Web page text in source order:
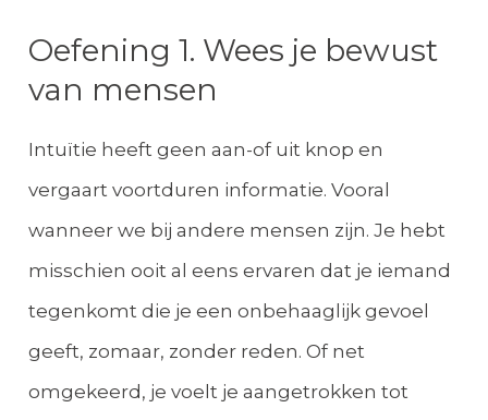
Oefening 1. Wees je bewust
van mensen
Intuïtie heeft geen aan-of uit knop en
vergaart voortduren informatie. Vooral
wanneer we bij andere mensen zijn. Je hebt
misschien ooit al eens ervaren dat je iemand
tegenkomt die je een onbehaaglijk gevoel
geeft, zomaar, zonder reden. Of net
omgekeerd, je voelt je aangetrokken tot